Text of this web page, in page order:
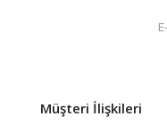
Müşteri İlişkileri